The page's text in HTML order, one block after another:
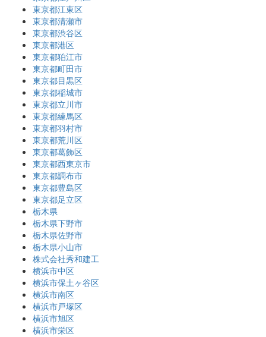
東京都江東区
東京都清瀬市
東京都渋谷区
東京都港区
東京都狛江市
東京都町田市
東京都目黒区
東京都稲城市
東京都立川市
東京都練馬区
東京都羽村市
東京都荒川区
東京都葛飾区
東京都西東京市
東京都調布市
東京都豊島区
東京都足立区
栃木県
栃木県下野市
栃木県佐野市
栃木県小山市
株式会社秀和建工
横浜市中区
横浜市保土ヶ谷区
横浜市南区
横浜市戸塚区
横浜市旭区
横浜市栄区